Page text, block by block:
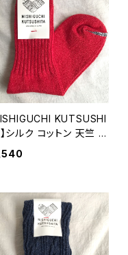
KUTSUSHI
シルク コットン 天竺 ソ
ス 赤 日本製 靴下 オー
ーズン